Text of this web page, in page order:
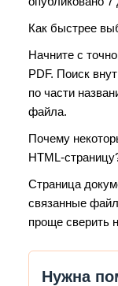
Как быстрее
Начните с
PDF. Поиск
по части
файла.
Почему
HTML-
Страница
связанные
проще сверить
Нужна